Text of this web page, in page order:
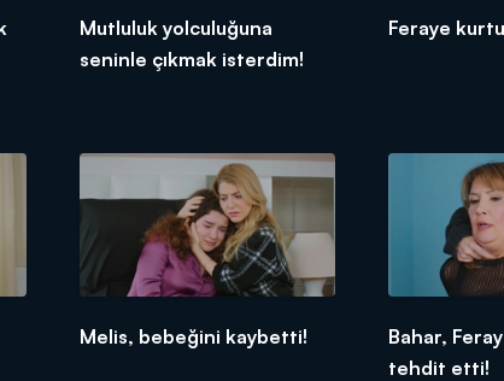
Mutluluk yolculuğuna
seninle çıkmak isterdim!
Feraye
Melis, bebeğini kaybetti!
Bahar,
tehdit etti!